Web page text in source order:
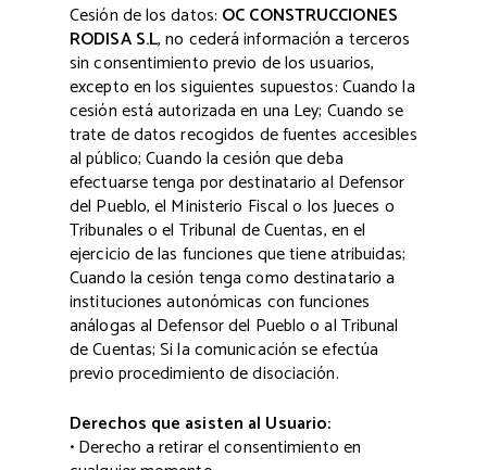
Cesión de los datos: OC CONSTRUCCIONES
RODISA S.L, no cederá información a terceros
sin consentimiento previo de los usuarios,
excepto en los siguientes supuestos: Cuando la
cesión está autorizada en una Ley; Cuando se
trate de datos recogidos de fuentes accesibles
al público; Cuando la cesión que deba
efectuarse tenga por destinatario al Defensor
del Pueblo, el Ministerio Fiscal o los Jueces o
Tribunales o el Tribunal de Cuentas, en el
ejercicio de las funciones que tiene atribuidas;
Cuando la cesión tenga como destinatario a
instituciones autonómicas con funciones
análogas al Defensor del Pueblo o al Tribunal
de Cuentas; Si la comunicación se efectúa
previo procedimiento de disociación.
Derechos que asisten al Usuario:
• Derecho a retirar el consentimiento en